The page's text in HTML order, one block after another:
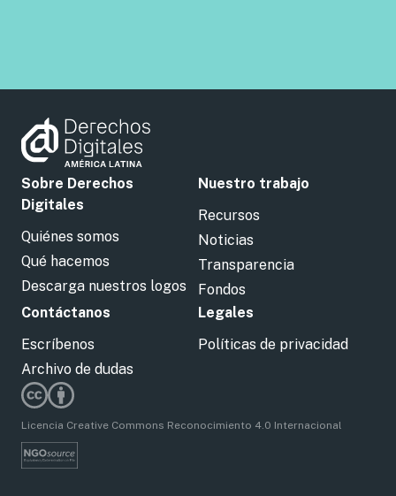
Sobre Derechos
Digitales
Quiénes somos
Qué hacemos
Descarga nuestros logos
Nuestro trabajo
Recursos
Noticias
Transparencia
Fondos
Contáctanos
Escríbenos
Archivo de dudas
Legales
Políticas de privacidad
Licencia Creative Commons Reconocimiento 4.0 Internacional